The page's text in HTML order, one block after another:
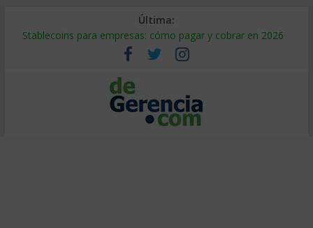
Última:
Stablecoins para empresas: cómo pagar y cobrar en 2026
Despido silencioso: qué es y por qué sale tan caro
IA en selección de personal: cómo auditarla a tiempo
Trabajo forzoso en la cadena de suministro: qué hacer
Mercado hispano de EE. UU.: cómo segmentarlo y venderle